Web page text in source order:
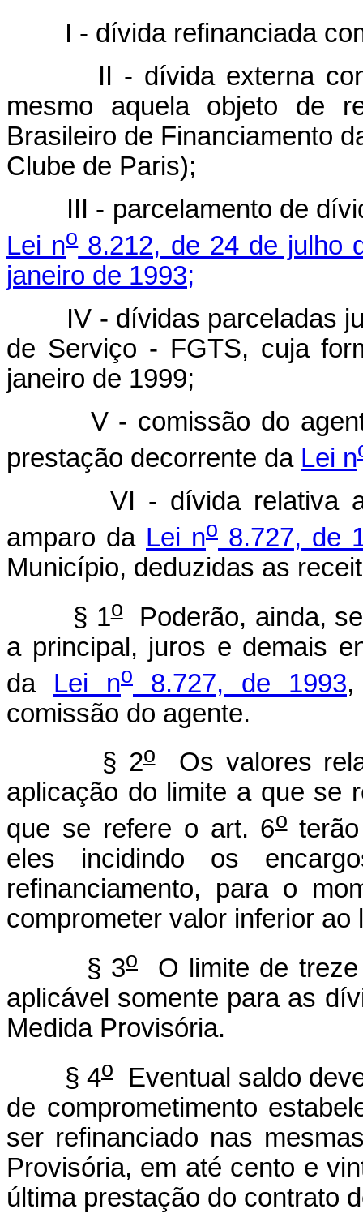
I - dívida refinanciada
II - dívida externa
mesmo aquela objeto de
Brasileiro de Financiamento
Clube de Paris);
III - parcelamento de
Lei no8.212, de 24 de julho
janeiro de 1993;
IV - dívidas parceladas
de Serviço - FGTS, cuja
janeiro de 1999;
V - comissão do
prestação decorrente da Lei n
VI - dívida relativa
amparo da Lei no 8.727, de
Município, deduzidas as
§ 1oPoderão, ainda,
a principal, juros e demais
da Lei no 8.727, de 1993,
comissão do agente.
§ 2oOs valores
aplicação do limite a que se
que se refere o art. 6oterão
eles incidindo os
refinanciamento, para o
comprometer valor inferior ao
§ 3o
O limite de
aplicável somente para as
Medida Provisória.
§ 4o
Eventual saldo
de comprometimento
ser refinanciado nas
Provisória, em até cento e
última prestação do contrato